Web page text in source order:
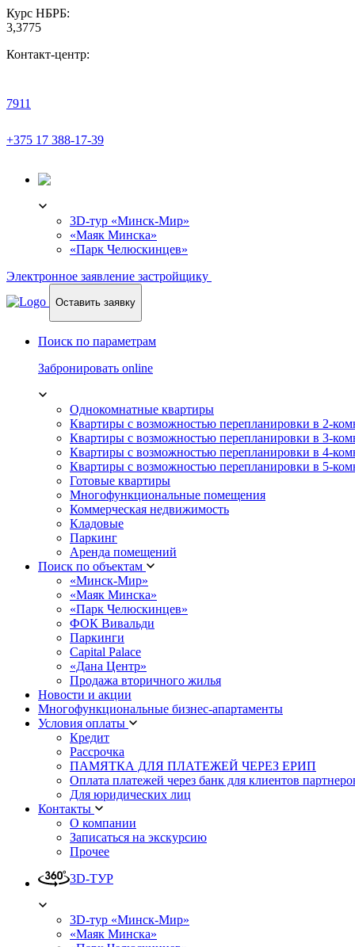
Курс НБРБ:
3,3775
Контакт-центр:
7911
+375 17 388-17-39
3D-тур «Минск-Мир»
«Маяк Минска»
«Парк Челюскинцев»
Электронное заявление застройщику
Оставить заявку
Поиск по параметрам
Забронировать online
Однокомнатные квартиры
Квартиры с возможностью перепланировки в 2-
Квартиры с возможностью перепланировки в 3-
Квартиры с возможностью перепланировки в 4-
Квартиры с возможностью перепланировки в 5-
Готовые квартиры
Многофункциональные помещения
Коммерческая недвижимость
Кладовые
Паркинг
Аренда помещений
Поиск по объектам
«Минск-Мир»
«Маяк Минска»
«Парк Челюскинцев»
ФОК Вивальди
Паркинги
Capital Palace
«Дана Центр»
Продажа вторичного жилья
Новости и акции
Многофункциональные бизнес-апартаменты
Условия оплаты
Кредит
Рассрочка
ПАМЯТКА ДЛЯ ПЛАТЕЖЕЙ ЧЕРЕЗ ЕРИП
Оплата платежей через банк для клиентов
Для юридических лиц
Контакты
О компании
Записаться на экскурсию
Прочее
3D-ТУР
3D-тур «Минск-Мир»
«Маяк Минска»